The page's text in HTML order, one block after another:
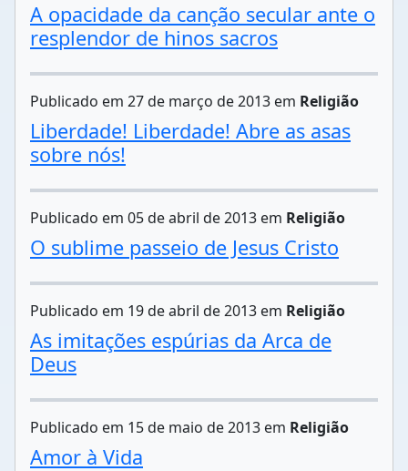
A opacidade da canção secular ante o
resplendor de hinos sacros
Publicado em 27 de março de 2013 em Religião
Liberdade! Liberdade! Abre as asas
sobre nós!
Publicado em 05 de abril de 2013 em Religião
O sublime passeio de Jesus Cristo
Publicado em 19 de abril de 2013 em Religião
As imitações espúrias da Arca de
Deus
Publicado em 15 de maio de 2013 em Religião
Amor à Vida